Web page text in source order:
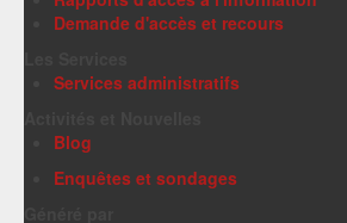
Demande d'accès et recours
Services administratifs
Blog
Enquêtes et sondages